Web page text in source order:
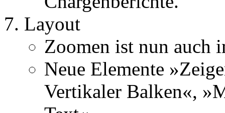
Layout
Zoomen ist nun auch
Neue Elemente
Vertikaler Balken«,